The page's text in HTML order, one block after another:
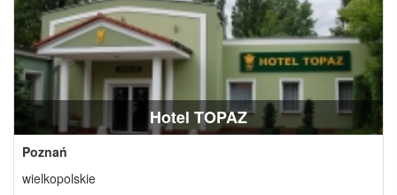
Hotel TOPAZ
Poznań
wielkopolskie